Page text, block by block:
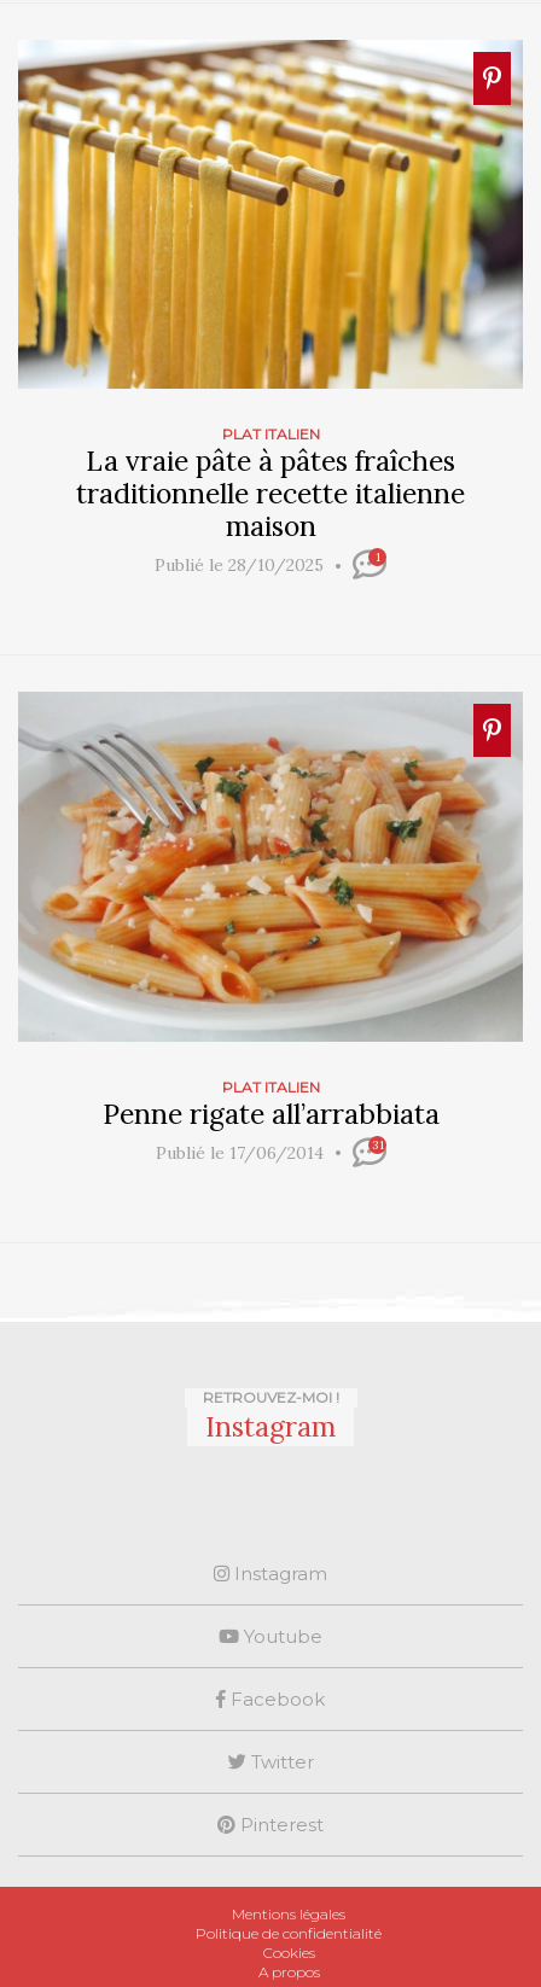
PLAT ITALIEN
La vraie pâte à pâtes fraîches
traditionnelle recette italienne
maison
Publié le 28/10/2025 1
PLAT ITALIEN
Penne rigate all’arrabbiata
Publié le 17/06/2014 31
RETROUVEZ-MOI !
Instagram
Instagram
Youtube
Facebook
Twitter
Pinterest
Mentions légales
Politique de confidentialité
Cookies
A propos